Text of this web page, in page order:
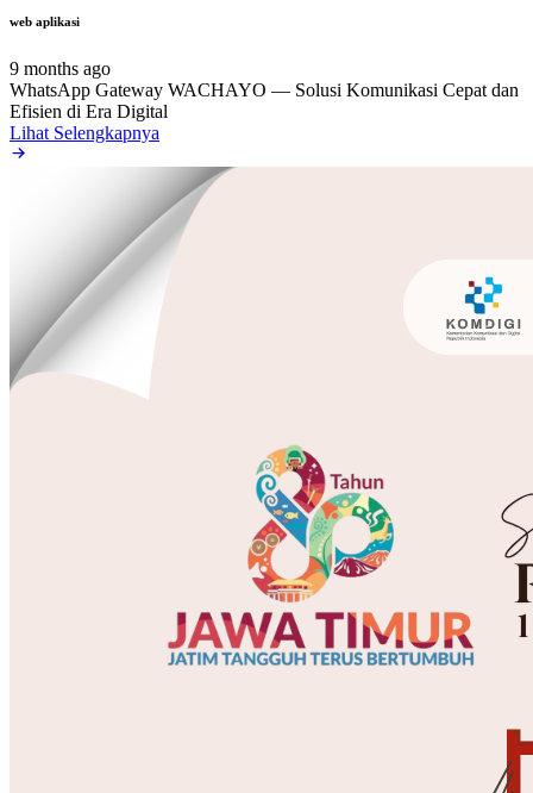
web aplikasi
9 months ago
WhatsApp Gateway WACHAYO — Solusi Komunikasi Cepat dan
Efisien di Era Digital
Lihat Selengkapnya